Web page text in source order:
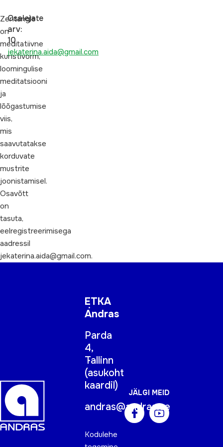
Zentangle
on
meditatiivne
kunstivorm,
loomingulise
meditatsiooni
ja
lõõgastumise
viis,
mis
saavutatakse
korduvate
mustrite
joonistamisel.
Osavõtt
on
tasuta,
eelregistreerimisega
aadressil
jekaterina.aida@gmail.com.
Osalejate
arv:
10
jekaterina.aida@gmail.com
ETKA
Andras
Parda
4,
Tallinn
(asukoht
kaardil)
andras@andras.ee
Kodulehe
JÄLGI MEID